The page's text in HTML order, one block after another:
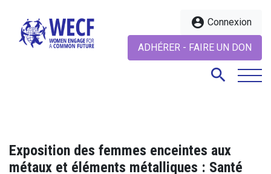
account_circle Connexion
ADHÉRER - FAIRE UN DON
search
Exposition des femmes enceintes aux
métaux et éléments métalliques : Santé